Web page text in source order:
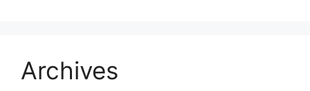
Archives